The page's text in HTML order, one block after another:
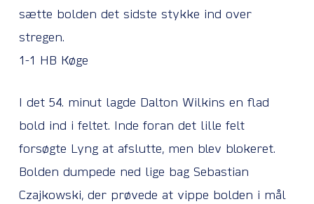
sætte bolden det sidste stykke ind over
stregen.
1-1 HB Køge
I det 54. minut lagde Dalton Wilkins en flad
bold ind i feltet. Inde foran det lille felt
forsøgte Lyng at afslutte, men blev blokeret.
Bolden dumpede ned lige bag Sebastian
Czajkowski, der prøvede at vippe bolden i mål